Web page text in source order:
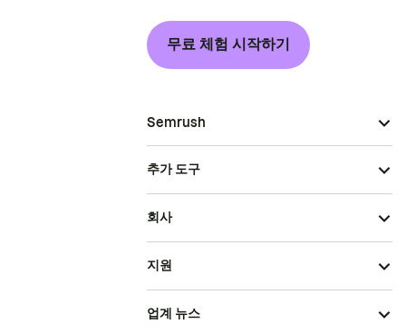
무료 체험 시작하기
Semrush
추가 도구
회사
지원
업계 뉴스